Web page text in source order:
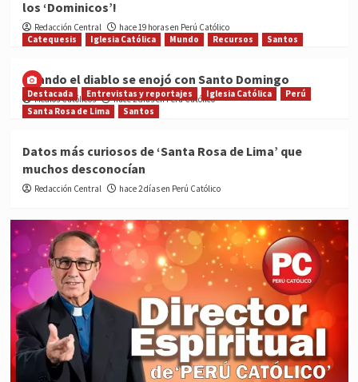
los ‘Dominicos’!
Redacción Central
hace 19 horas en Perú Católico
Catequesis
Iglesia Católica Mundo Recursos Santos
Cuando el diablo se enojó con Santo Domingo
Medios Católicos hace 2 días en Perú Católico
Destacada Entrevistas y reportajes Iglesia Católica
Perú
Santa Rosa de Lima
Santos
Datos más curiosos de ‘Santa Rosa de Lima’ que
muchos desconocían
Redacción Central hace 2 días en Perú Católico